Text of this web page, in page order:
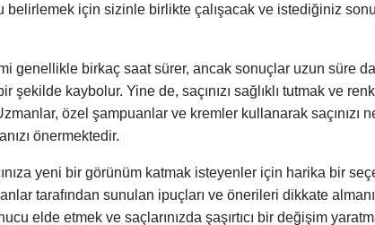
belirlemek için sizinle birlikte çalışacak ve istediğiniz
genellikle birkaç saat sürer, ancak sonuçlar uzun süre
şekilde kaybolur. Yine de, saçınızı sağlıklı tutmak ve
özel şampuanlar ve kremler kullanarak saçınızı
önermektedir.
yeni bir görünüm katmak isteyenler için harika bir
tarafından sunulan ipuçları ve önerileri dikkate
elde etmek ve saçlarınızda şaşırtıcı bir değişim